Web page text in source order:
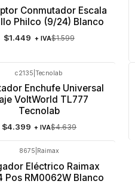
Conmutador Escala
Philco (9/24) Blanco
$1.449 + IVA$1.599
OFF
c2135 |Tecnolab
Enchufe Universal
VoltWorld TL777
Tecnolab
$4.399 + IVA$4.639
8675 Raimax
Eléctrico Raimax
Pos RM0062W Blanco